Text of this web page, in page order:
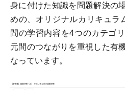
身に付けた知識を問題解決の
めの、オリジナルカリキュラ
間の学習内容を4つのカテゴ
元間のつながりを重視した有
なっています。